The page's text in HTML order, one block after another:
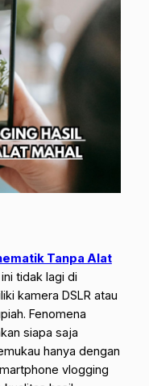
Tanpa Alat
tidak lagi di
kamera DSLR atau
Fenomena
siapa saja
hanya dengan
vlogging